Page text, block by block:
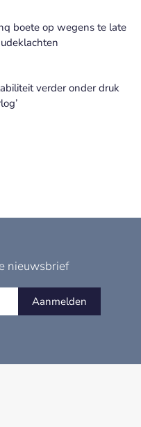
boete op wegens te late
verder onder druk
nieuwsbrief
Aanmelden